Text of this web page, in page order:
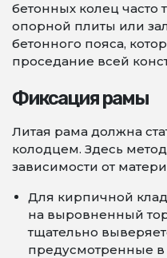
бетонных колец часто
опорной плиты или
бетонного пояса,
проседание всей
Фиксация рамы
Литая рама должна
колодцем. Здесь
зависимости от
Для кирпичной
на выровненный
тщательно
предусмотренные